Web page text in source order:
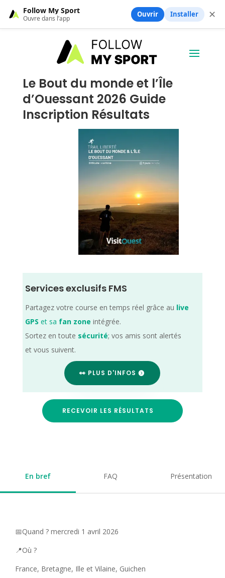
Le Bout du monde et l’Île
d’Ouessant 2026 Guide
Inscription Résultats
Services exclusifs FMS
Partagez votre course en temps réel grâce au live
GPS et sa fan zone intégrée.
Sortez en toute sécurité; vos amis sont alertés
et vous suivent.
👀 PLUS D'INFOS
RECEVOIR LES RÉSULTATS
En bref FAQ Présentation
📅Quand ? mercredi 1 avril 2026
📍Où ?
France, Bretagne, Ille et Vilaine, Guichen
Follow My Sport
Ouvre dans l’app Ouvrir Installer ✕